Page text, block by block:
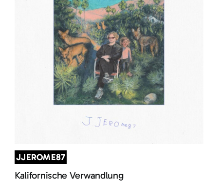
JJEROME87
Kalifornische Verwandlung